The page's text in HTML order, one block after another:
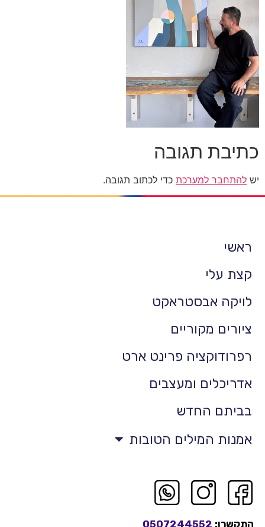
כתיבת תגובה
יש להתחבר למערכת כדי לכתוב תגובה.
ראשי
קצת עלי
לויקה אבסטראקט
ציורים מקוריים
רפרודוקציה פרינט ארט
אדריכלים ומעצבים
בביתם החדש
אמנות המילים הטובות
התקשרו: 0507244552